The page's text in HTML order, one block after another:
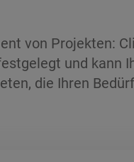
von Projekten:
und kann
die Ihren